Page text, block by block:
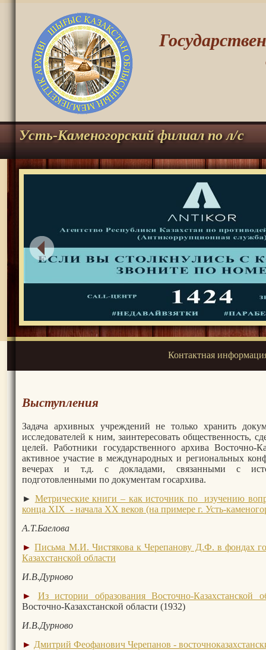
Усть-Каменогорский филиал по л/с
Контактная
Выступления
Задача архивных учреждений не только хранить
исследователей к ним, заинтересовать общественность,
целей. Работники государственного архива Восточно-
активное участие в международных и региональных
вечерах и т.д. с докладами, связанными с
подготовленными по документам госархива.
► Метрические книги – как источник по изучению
конца XIХ - начала ХХ веков (на примере г. Усть-
А.Т.Баелова
► Письма М.И. Чистякова к Черепанову Д.Ф. в фондах
Казахстанской области
И.В.Дурново
►
Из истории образования Восточно-Казахстанской
Восточно-Казахстанской области (1932)
И.В.Дурново
► Дмитрий Феофанович Черепанов -